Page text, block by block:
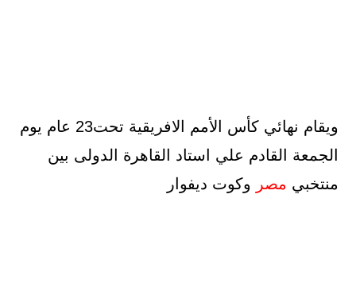
ويقام نهائي كأس الأمم الافريقية تحت23 عام يوم
الجمعة القادم علي استاد القاهرة الدولى بين
منتخبي مصر وكوت ديفوار